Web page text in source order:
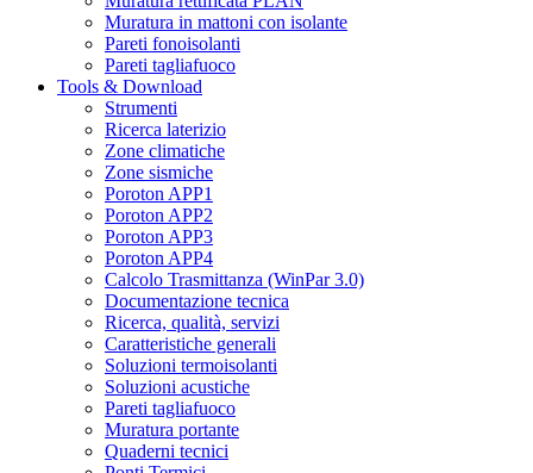
Muratura in mattoni con isolante
Pareti fonoisolanti
Pareti tagliafuoco
Tools & Download
Strumenti
Ricerca laterizio
Zone climatiche
Zone sismiche
Poroton APP1
Poroton APP2
Poroton APP3
Poroton APP4
Calcolo Trasmittanza (WinPar 3.0)
Documentazione tecnica
Ricerca, qualità, servizi
Caratteristiche generali
Soluzioni termoisolanti
Soluzioni acustiche
Pareti tagliafuoco
Muratura portante
Quaderni tecnici